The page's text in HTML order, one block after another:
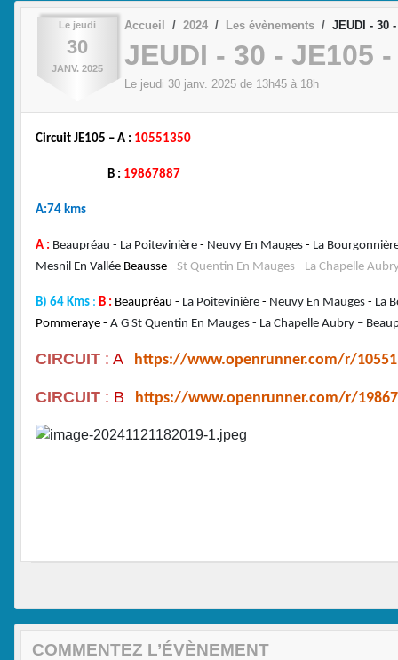
Le jeudi
30
JANV. 2025
Accueil 2024 Les évènements JEUDI - 30
JEUDI - 30 - JE105
Le jeudi 30 janv. 2025 de 13h45 à 18h
Circuit JE105 – A : 10551350
B : 19867887
A:74 kms
A : Beaupréau - La Poitevinière - Neuvy En Mauges - La
Mesnil En Vallée Beausse - St Quentin En Mauges - La Chapelle
B) 64 Kms : B : Beaupréau - La Poitevinière - Neuvy En Mauges - La
Pommeraye - A G St Quentin En Mauges - La Chapelle Aubry –
CIRCUIT : A https://www.openrunner.com/r/
CIRCUIT : B https://www.openrunner.com/r/
COMMENTEZ L’ÉVÈNEMENT